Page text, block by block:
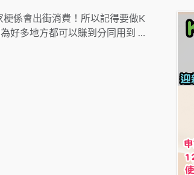
係會出街消費！所以記得要做K
好多地方都可以賺到分同用到 …